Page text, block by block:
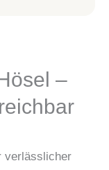
–
verlässlicher